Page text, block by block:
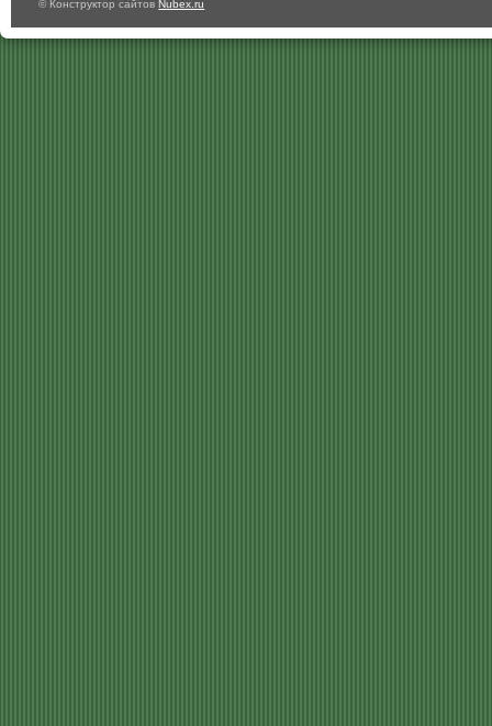
© Конструктор сайтовNubex.ru